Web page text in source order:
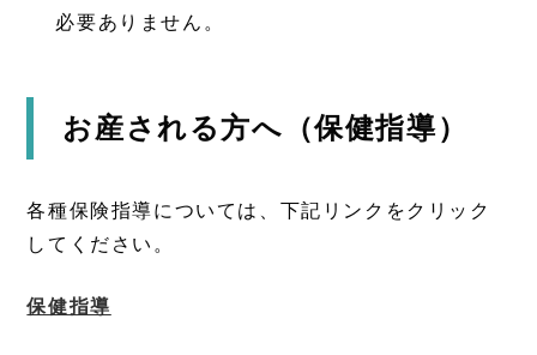
必要ありません。
お産される方へ（保健指導）
各種保険指導については、下記リンクをクリック
してください。
保健指導